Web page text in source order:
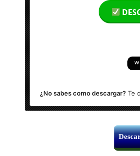
Idioma: Multilenguaje (Español)
Sistema Operativo: Windows
¿No sabes como descargar? Te